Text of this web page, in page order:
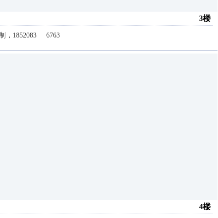
3楼
，1852083 6763
4楼